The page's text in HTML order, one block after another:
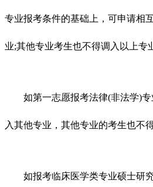
专业报考条件的基础上，可申请相
业;其他专业考生也不得调入以上专
如第一志愿报考法律(非法学)专
入其他专业，其他专业的考生也不
如报考临床医学类专业硕士研究